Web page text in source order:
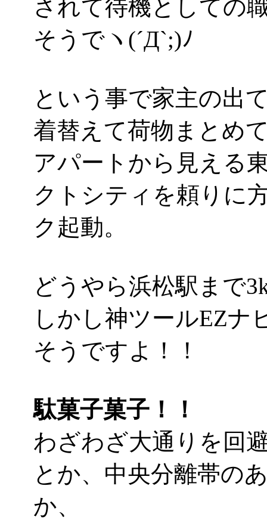
されて待機としての
そうでヽ(´Д`;)ﾉ
という事で家主の出
着替えて荷物まとめ
アパートから見える
クトシティを頼りに
ク起動。
どうやら浜松駅まで
しかし神ツールEZナ
そうですよ！！
駄菓子菓子！！
わざわざ大通りを回
とか、中央分離帯の
か、